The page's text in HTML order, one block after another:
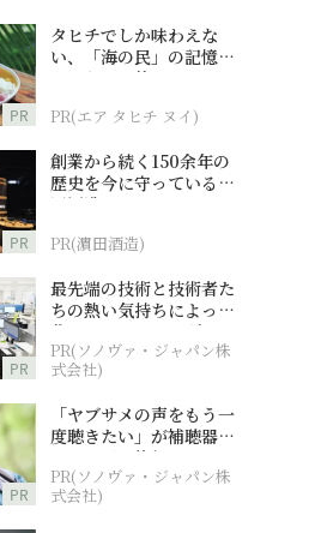
PR
タヒチでしか味わえな
い、「海の民」の記憶へ
とつながる旅
PR(エア タヒチ ヌイ)
PR
創業から続く150余年の
歴史を今に守っている濵
田酒造
PR(濵田酒造)
PR
最先端の技術と技術者た
ちの熱い気持ちによって
作られているオーダーメ
イド補聴器
PR(ソノヴァ・ジャパン株
式会社)
PR
「ヤブサメの声をもう一
度聴きたい」が補聴器チ
ャレンジの後押しに
PR(ソノヴァ・ジャパン株
式会社)